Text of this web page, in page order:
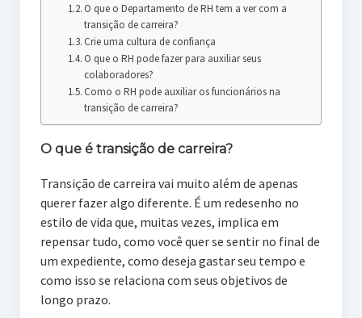
O que o Departamento de RH tem a ver com a
transição de carreira?
Crie uma cultura de confiança
O que o RH pode fazer para auxiliar seus
colaboradores?
Como o RH pode auxiliar os funcionários na
transição de carreira?
O que é transição de carreira?
Transição de carreira vai muito além de apenas
querer fazer algo diferente. É um redesenho no
estilo de vida que, muitas vezes, implica em
repensar tudo, como você quer se sentir no final de
um expediente, como deseja gastar seu tempo e
como isso se relaciona com seus objetivos de
longo prazo.